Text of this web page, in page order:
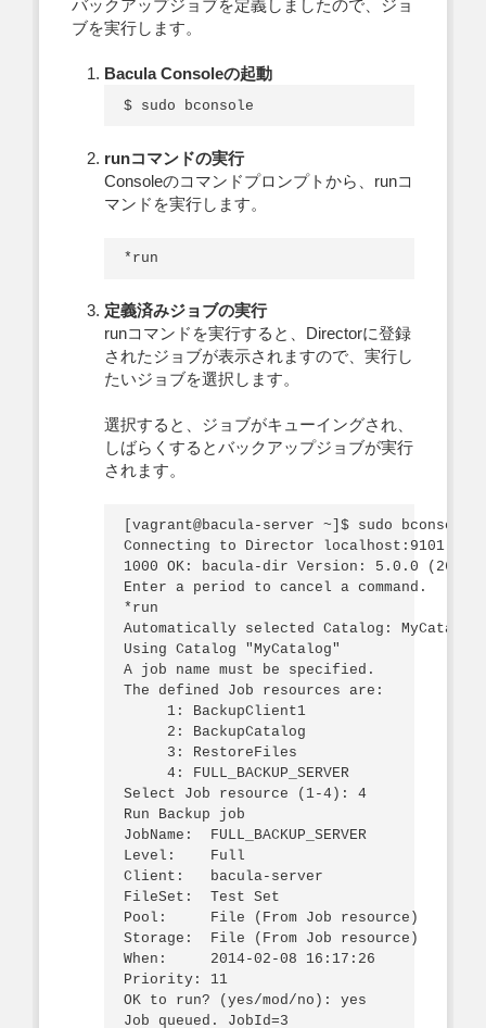
バックアップジョブを定義しましたので、ジョ
ブを実行します。
Bacula Consoleの起動
runコマンドの実行
Consoleのコマンドプロンプトから、runコ
マンドを実行します。
定義済みジョブの実行
runコマンドを実行すると、Directorに登録
されたジョブが表示されますので、実行し
たいジョブを選択します。
選択すると、ジョブがキューイングされ、
しばらくするとバックアップジョブが実行
されます。
[vagrant@bacula-server ~]$ sudo bconsole
Connecting to Director localhost:9101
1000 OK: bacula-dir Version: 5.0.0 (26
Enter a period to cancel a command.
*run
Automatically selected Catalog: MyCatalog
Using Catalog "MyCatalog"
A job name must be specified.
The defined Job resources are:
     1: BackupClient1
     2: BackupCatalog
     3: RestoreFiles
     4: FULL_BACKUP_SERVER
Select Job resource (1-4): 4
Run Backup job
JobName:  FULL_BACKUP_SERVER
Level:    Full
Client:   bacula-server
FileSet:  Test Set
Pool:     File (From Job resource)
Storage:  File (From Job resource)
When:     2014-02-08 16:17:26
Priority: 11
OK to run? (yes/mod/no): yes